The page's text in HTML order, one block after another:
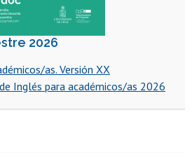
2026
as. Versión XX
Inglés para académicos/as 2026